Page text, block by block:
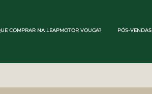
COMPRAR NA LEAPMOTOR VOUGA? PÓS-VENDAS